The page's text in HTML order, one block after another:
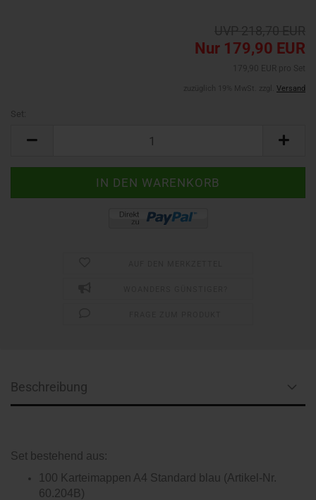
Nur 179,90 EUR
Versand
Set:
Beschreibung
Set bestehend aus:
100 Karteimappen A4 Standard blau (Artikel-Nr.
60.204B)